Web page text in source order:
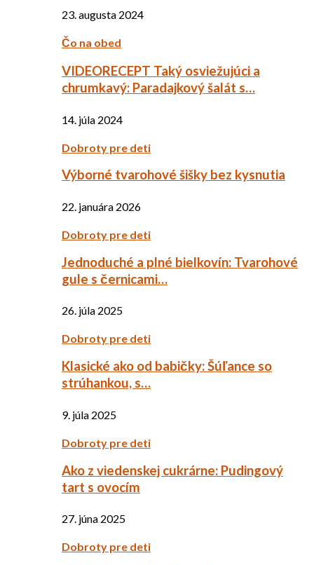
23. augusta 2024
Čo na obed
VIDEORECEPT Taký osviežujúci a
chrumkavý: Paradajkový šalát s…
14. júla 2024
Dobroty pre deti
Výborné tvarohové šišky bez kysnutia
22. januára 2026
Dobroty pre deti
Jednoduché a plné bielkovín: Tvarohové
gule s černicami…
26. júla 2025
Dobroty pre deti
Klasické ako od babičky: Šúľance so
strúhankou, s…
9. júla 2025
Dobroty pre deti
Ako z viedenskej cukrárne: Pudingový
tart s ovocím
27. júna 2025
Dobroty pre deti